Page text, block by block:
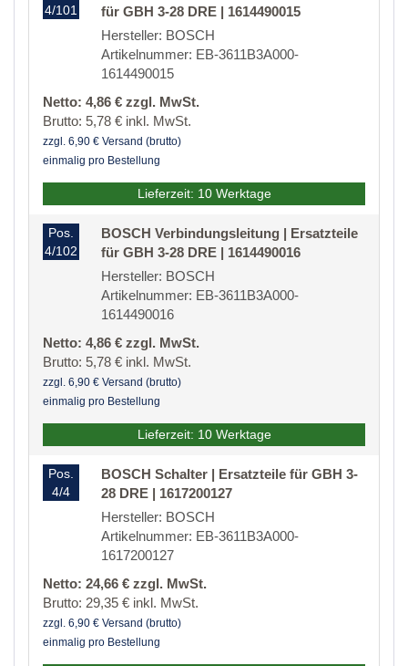
4/101
für GBH 3-28 DRE | 1614490015
Hersteller: BOSCH
Artikelnummer: EB-3611B3A000-
1614490015
Netto: 4,86 € zzgl. MwSt.
Brutto: 5,78 € inkl. MwSt.
zzgl. 6,90 € Versand (brutto)
einmalig pro Bestellung
Lieferzeit: 10 Werktage
Pos.
4/102
BOSCH Verbindungsleitung | Ersatzteile
für GBH 3-28 DRE | 1614490016
Hersteller: BOSCH
Artikelnummer: EB-3611B3A000-
1614490016
Netto: 4,86 € zzgl. MwSt.
Brutto: 5,78 € inkl. MwSt.
zzgl. 6,90 € Versand (brutto)
einmalig pro Bestellung
Lieferzeit: 10 Werktage
Pos.
4/4
BOSCH Schalter | Ersatzteile für GBH 3-
28 DRE | 1617200127
Hersteller: BOSCH
Artikelnummer: EB-3611B3A000-
1617200127
Netto: 24,66 € zzgl. MwSt.
Brutto: 29,35 € inkl. MwSt.
zzgl. 6,90 € Versand (brutto)
einmalig pro Bestellung